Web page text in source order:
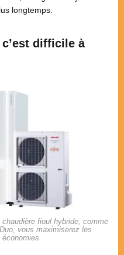
longtemps.
difficile à
fioul hybride, comme
vous maximiserez les
économies.